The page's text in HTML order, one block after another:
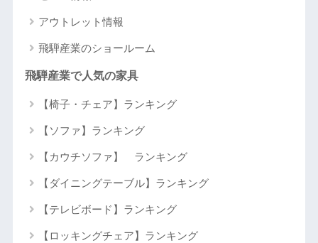
アウトレット情報
飛騨産業のショールーム
飛騨産業で人気の家具
【椅子・チェア】ランキング
【ソファ】ランキング
【カウチソファ】 ランキング
【ダイニングテーブル】ランキング
【テレビボード】ランキング
【ロッキングチェア】ランキング